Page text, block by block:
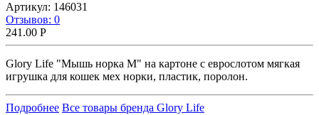
Артикул: 146031
Отзывов: 0
241.00 Р
Glory Life "Мышь норка М" на картоне с еврослотом мягкая
игрушка для кошек мех норки, пластик, поролон.
Подробнее Все товары бренда Glory Life